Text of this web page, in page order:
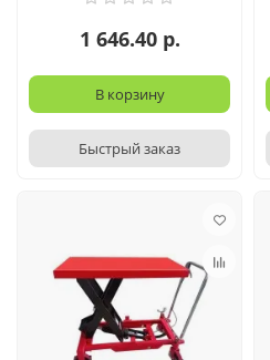
1 646.40 р.
В корзину
Быстрый заказ